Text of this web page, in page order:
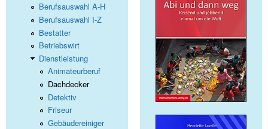
Berufsauswahl A-H
Berufsauswahl I-Z
Bestatter
Betriebswirt
Dienstleistung
Animateurberuf
Dachdecker
Detektiv
Friseur
Gebäudereiniger